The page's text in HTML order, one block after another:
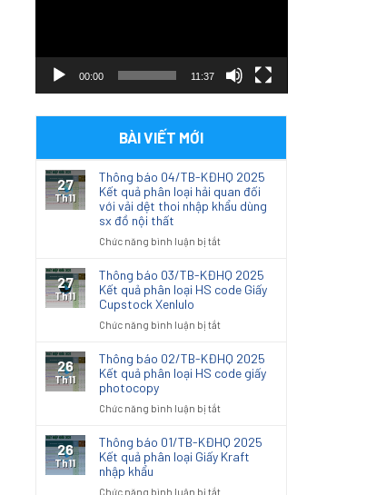
00:00 11:37
BÀI VIẾT MỚI
27
Th11
Thông báo 04/TB-KĐHQ 2025
Kết quả phân loại hải quan đối
với vải dệt thoi nhập khẩu dùng
sx đồ nội thất
Chức năng bình luận bị tắtở
báo
04/TB-
phân
loại
quan
với
vải
27
Th11
Thông báo 03/TB-KĐHQ 2025
Kết quả phân loại HS code Giấy
Cupstock Xenlulo
Chức năng bình luận bị tắtở
báo
03/TB-
phân
loại
26
Th11
Thông báo 02/TB-KĐHQ 2025
Kết quả phân loại HS code giấy
photocopy
Chức năng bình luận bị tắtở
báo
02/TB-
26
Th11
Thông báo 01/TB-KĐHQ 2025
Kết quả phân loại Giấy Kraft
nhập khẩu
Chức năng bình luận bị tắtở